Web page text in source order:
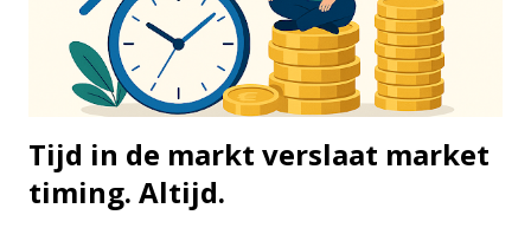
De eerste categorie, 50%, is bedoeld voor je vaste lasten
en noodzakelijke uitgaven. Denk hierbij aan je huur of
hypotheek, energiekosten, water, internet, boodschappen,
zorgv...
Tijd in de markt verslaat market
timing. Altijd.